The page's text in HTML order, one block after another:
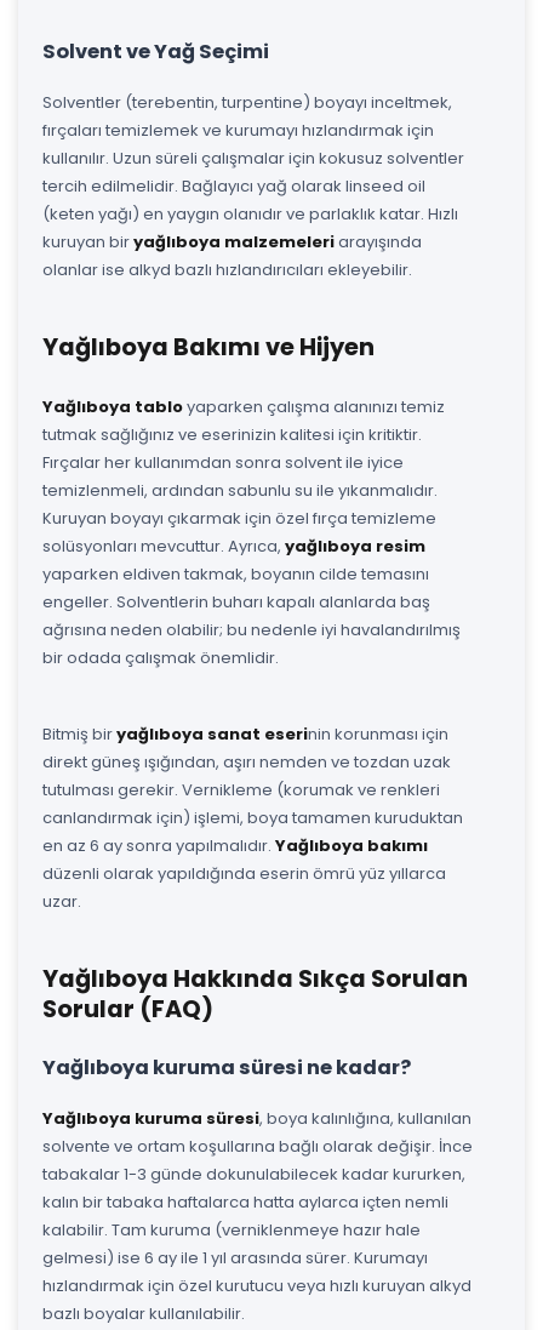
Solvent ve Yağ Seçimi
Solventler (terebentin, turpentine) boyayı inceltmek,
fırçaları temizlemek ve kurumayı hızlandırmak için
kullanılır. Uzun süreli çalışmalar için kokusuz solventler
tercih edilmelidir. Bağlayıcı yağ olarak linseed oil
(keten yağı) en yaygın olanıdır ve parlaklık katar. Hızlı
kuruyan biryağlıboya malzemeleriarayışında
olanlar ise alkyd bazlı hızlandırıcıları ekleyebilir.
Yağlıboya Bakımı ve Hijyen
Yağlıboya tabloyaparken çalışma alanınızı temiz
tutmak sağlığınız ve eserinizin kalitesi için kritiktir.
Fırçalar her kullanımdan sonra solvent ile iyice
temizlenmeli, ardından sabunlu su ile yıkanmalıdır.
Kuruyan boyayı çıkarmak için özel fırça temizleme
solüsyonları mevcuttur. Ayrıca, yağlıboya resim
yaparken eldiven takmak, boyanın cilde temasını
engeller. Solventlerin buharı kapalı alanlarda baş
ağrısına neden olabilir; bu nedenle iyi havalandırılmış
bir odada çalışmak önemlidir.
Bitmiş biryağlıboya sanat eserinin korunması için
direkt güneş ışığından, aşırı nemden ve tozdan uzak
tutulması gerekir. Vernikleme (korumak ve renkleri
canlandırmak için) işlemi, boya tamamen kuruduktan
en az 6 ay sonra yapılmalıdır. Yağlıboya bakımı
düzenli olarak yapıldığında eserin ömrü yüz yıllarca
uzar.
Yağlıboya Hakkında Sıkça Sorulan
Sorular (FAQ)
Yağlıboya kuruma süresi ne kadar?
Yağlıboya kuruma süresi, boya kalınlığına, kullanılan
solvente ve ortam koşullarına bağlı olarak değişir. İnce
tabakalar 1-3 günde dokunulabilecek kadar kururken,
kalın bir tabaka haftalarca hatta aylarca içten nemli
kalabilir. Tam kuruma (verniklenmeye hazır hale
gelmesi) ise 6 ay ile 1 yıl arasında sürer. Kurumayı
hızlandırmak için özel kurutucu veya hızlı kuruyan alkyd
bazlı boyalar kullanılabilir.